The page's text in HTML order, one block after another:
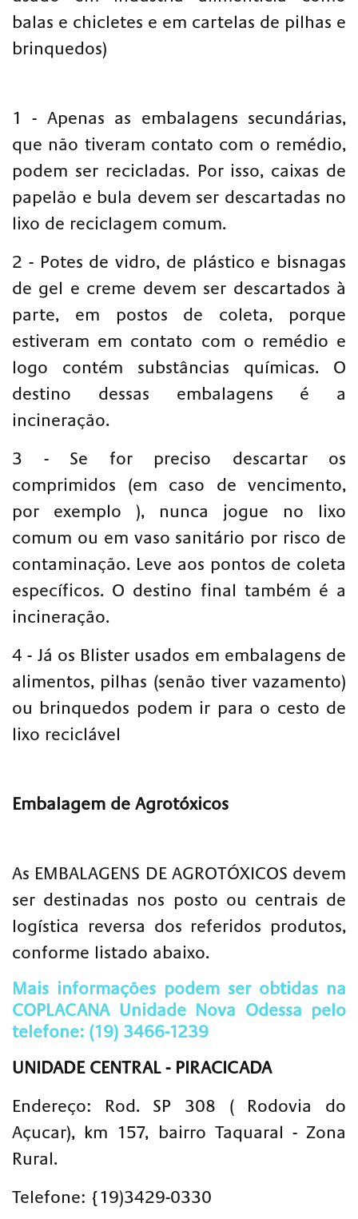
balas e chicletes e em cartelas de pilhas e
brinquedos)
1 - Apenas as embalagens secundárias,
que não tiveram contato com o remédio,
podem ser recicladas. Por isso, caixas de
papelão e bula devem ser descartadas no
lixo de reciclagem comum.
2 - Potes de vidro, de plástico e bisnagas
de gel e creme devem ser descartados à
parte, em postos de coleta, porque
estiveram em contato com o remédio e
logo contém substâncias químicas. O
destino dessas embalagens é a
incineração.
3 - Se for preciso descartar os
comprimidos (em caso de vencimento,
por exemplo ), nunca jogue no lixo
comum ou em vaso sanitário por risco de
contaminação. Leve aos pontos de coleta
específicos. O destino final também é a
incineração.
4 - Já os Blister usados em embalagens de
alimentos, pilhas (senão tiver vazamento)
ou brinquedos podem ir para o cesto de
lixo reciclável
Embalagem de Agrotóxicos
As EMBALAGENS DE AGROTÓXICOS devem
ser destinadas nos posto ou centrais de
logística reversa dos referidos produtos,
conforme listado abaixo.
Mais informações podem ser obtidas na
COPLACANA Unidade Nova Odessa pelo
telefone: (19) 3466-1239
UNIDADE CENTRAL - PIRACICADA
Endereço: Rod. SP 308 ( Rodovia do
Açucar), km 157, bairro Taquaral - Zona
Rural.
Telefone: {19)3429-0330